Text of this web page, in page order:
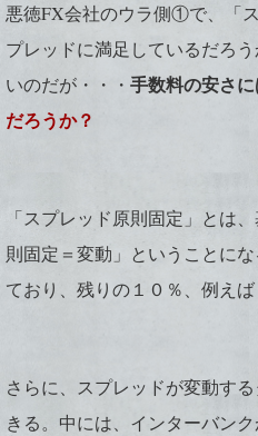
悪徳FX会社のウラ側①で、「
プレッドに満足しているだろ
いのだが・・・ 手数料の安さ
だろうか？
「スプレッド原則固定」とは
則固定＝変動」ということに
ており、残りの１０％、例え
さらに、スプレッドが変動す
きる。中には、インターバン